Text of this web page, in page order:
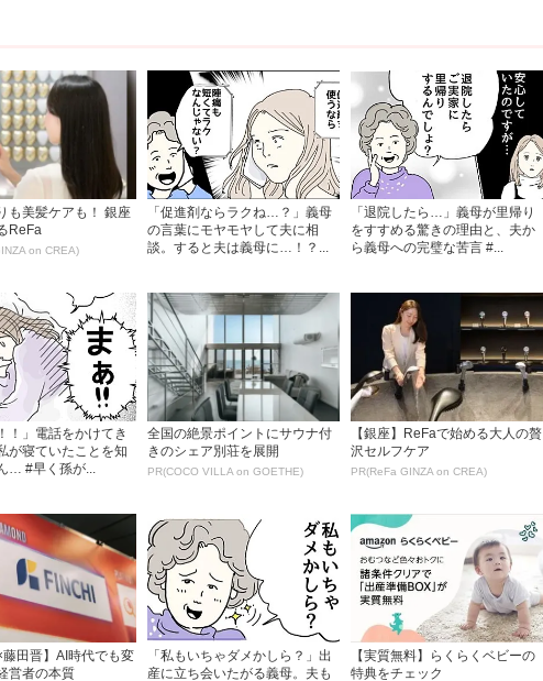
も美髪ケアも！ 銀座
ReFa
on CREA)
「促進剤ならラクね…？」義母
の言葉にモヤモヤして夫に相
談。すると夫は義母に…！？...
「退院したら…」義母が里帰り
をすすめる驚きの理由と、夫か
ら義母への完璧な苦言 #...
！」電話をかけてき
が寝ていたことを知
… #早く孫が...
全国の絶景ポイントにサウナ付
きのシェア別荘を展開
PR(COCO VILLA on GOETHE)
【銀座】ReFaで始める大人の贅
沢セルフケア
PR(ReFa GINZA on CREA)
藤田晋】AI時代でも変
営者の本質
「私もいちゃダメかしら？」出
産に立ち会いたがる義母。夫も
【実質無料】らくらくベビーの
特典をチェック